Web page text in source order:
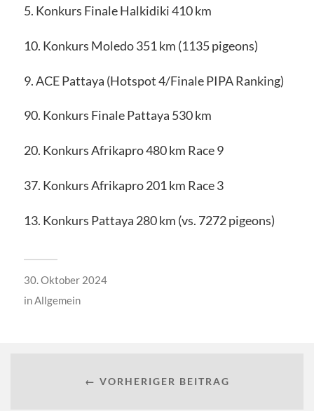
5. Konkurs Finale Halkidiki 410 km
10. Konkurs Moledo 351 km (1135 pigeons)
9. ACE Pattaya (Hotspot 4/Finale PIPA Ranking)
90. Konkurs Finale Pattaya 530 km
20. Konkurs Afrikapro 480 km Race 9
37. Konkurs Afrikapro 201 km Race 3
13. Konkurs Pattaya 280 km (vs. 7272 pigeons)
30. Oktober 2024
inAllgemein
← VORHERIGER BEITRAG